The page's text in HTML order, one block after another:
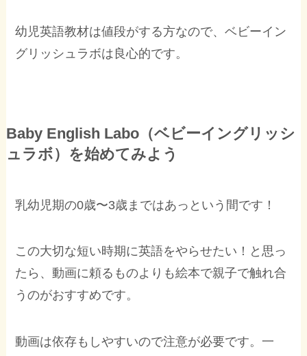
幼児英語教材は値段がする方なので、ベビーイン
グリッシュラボは良心的です。
Baby English Labo（ベビーイングリッシ
ュラボ）を始めてみよう
乳幼児期の0歳〜3歳まではあっという間です！
この大切な短い時期に英語をやらせたい！と思っ
たら、動画に頼るものよりも絵本で親子で触れ合
うのがおすすめです。
動画は依存もしやすいので注意が必要です。一